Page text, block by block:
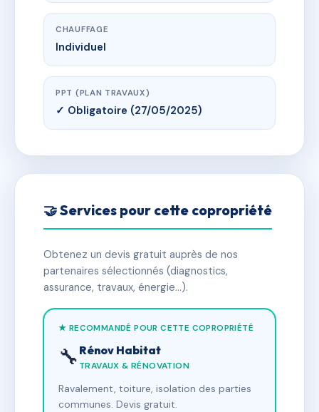
CHAUFFAGE
Individuel
PPT (PLAN TRAVAUX)
✓ Obligatoire (27/05/2025)
🤝 Services pour cette copropriété
Obtenez un devis gratuit auprès de nos
partenaires sélectionnés (diagnostics,
assurance, travaux, énergie…).
★ RECOMMANDÉ POUR CETTE COPROPRIÉTÉ
🔧 Rénov Habitat
TRAVAUX & RÉNOVATION
Ravalement, toiture, isolation des parties
communes. Devis gratuit.